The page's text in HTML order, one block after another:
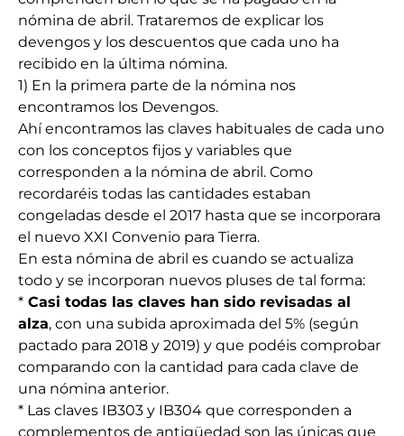
nómina de abril. Trataremos de explicar los
devengos y los descuentos que cada uno ha
recibido en la última nómina.
1) En la primera parte de la nómina nos
encontramos los Devengos.
Ahí encontramos las claves habituales de cada uno
con los conceptos fijos y variables que
corresponden a la nómina de abril. Como
recordaréis todas las cantidades estaban
congeladas desde el 2017 hasta que se incorporara
el nuevo XXI Convenio para Tierra.
En esta nómina de abril es cuando se actualiza
todo y se incorporan nuevos pluses de tal forma:
* Casi todas las claves han sido revisadas al
alza, con una subida aproximada del 5% (según
pactado para 2018 y 2019) y que podéis comprobar
comparando con la cantidad para cada clave de
una nómina anterior.
* Las claves IB303 y IB304 que corresponden a
complementos de antigüedad son las únicas que